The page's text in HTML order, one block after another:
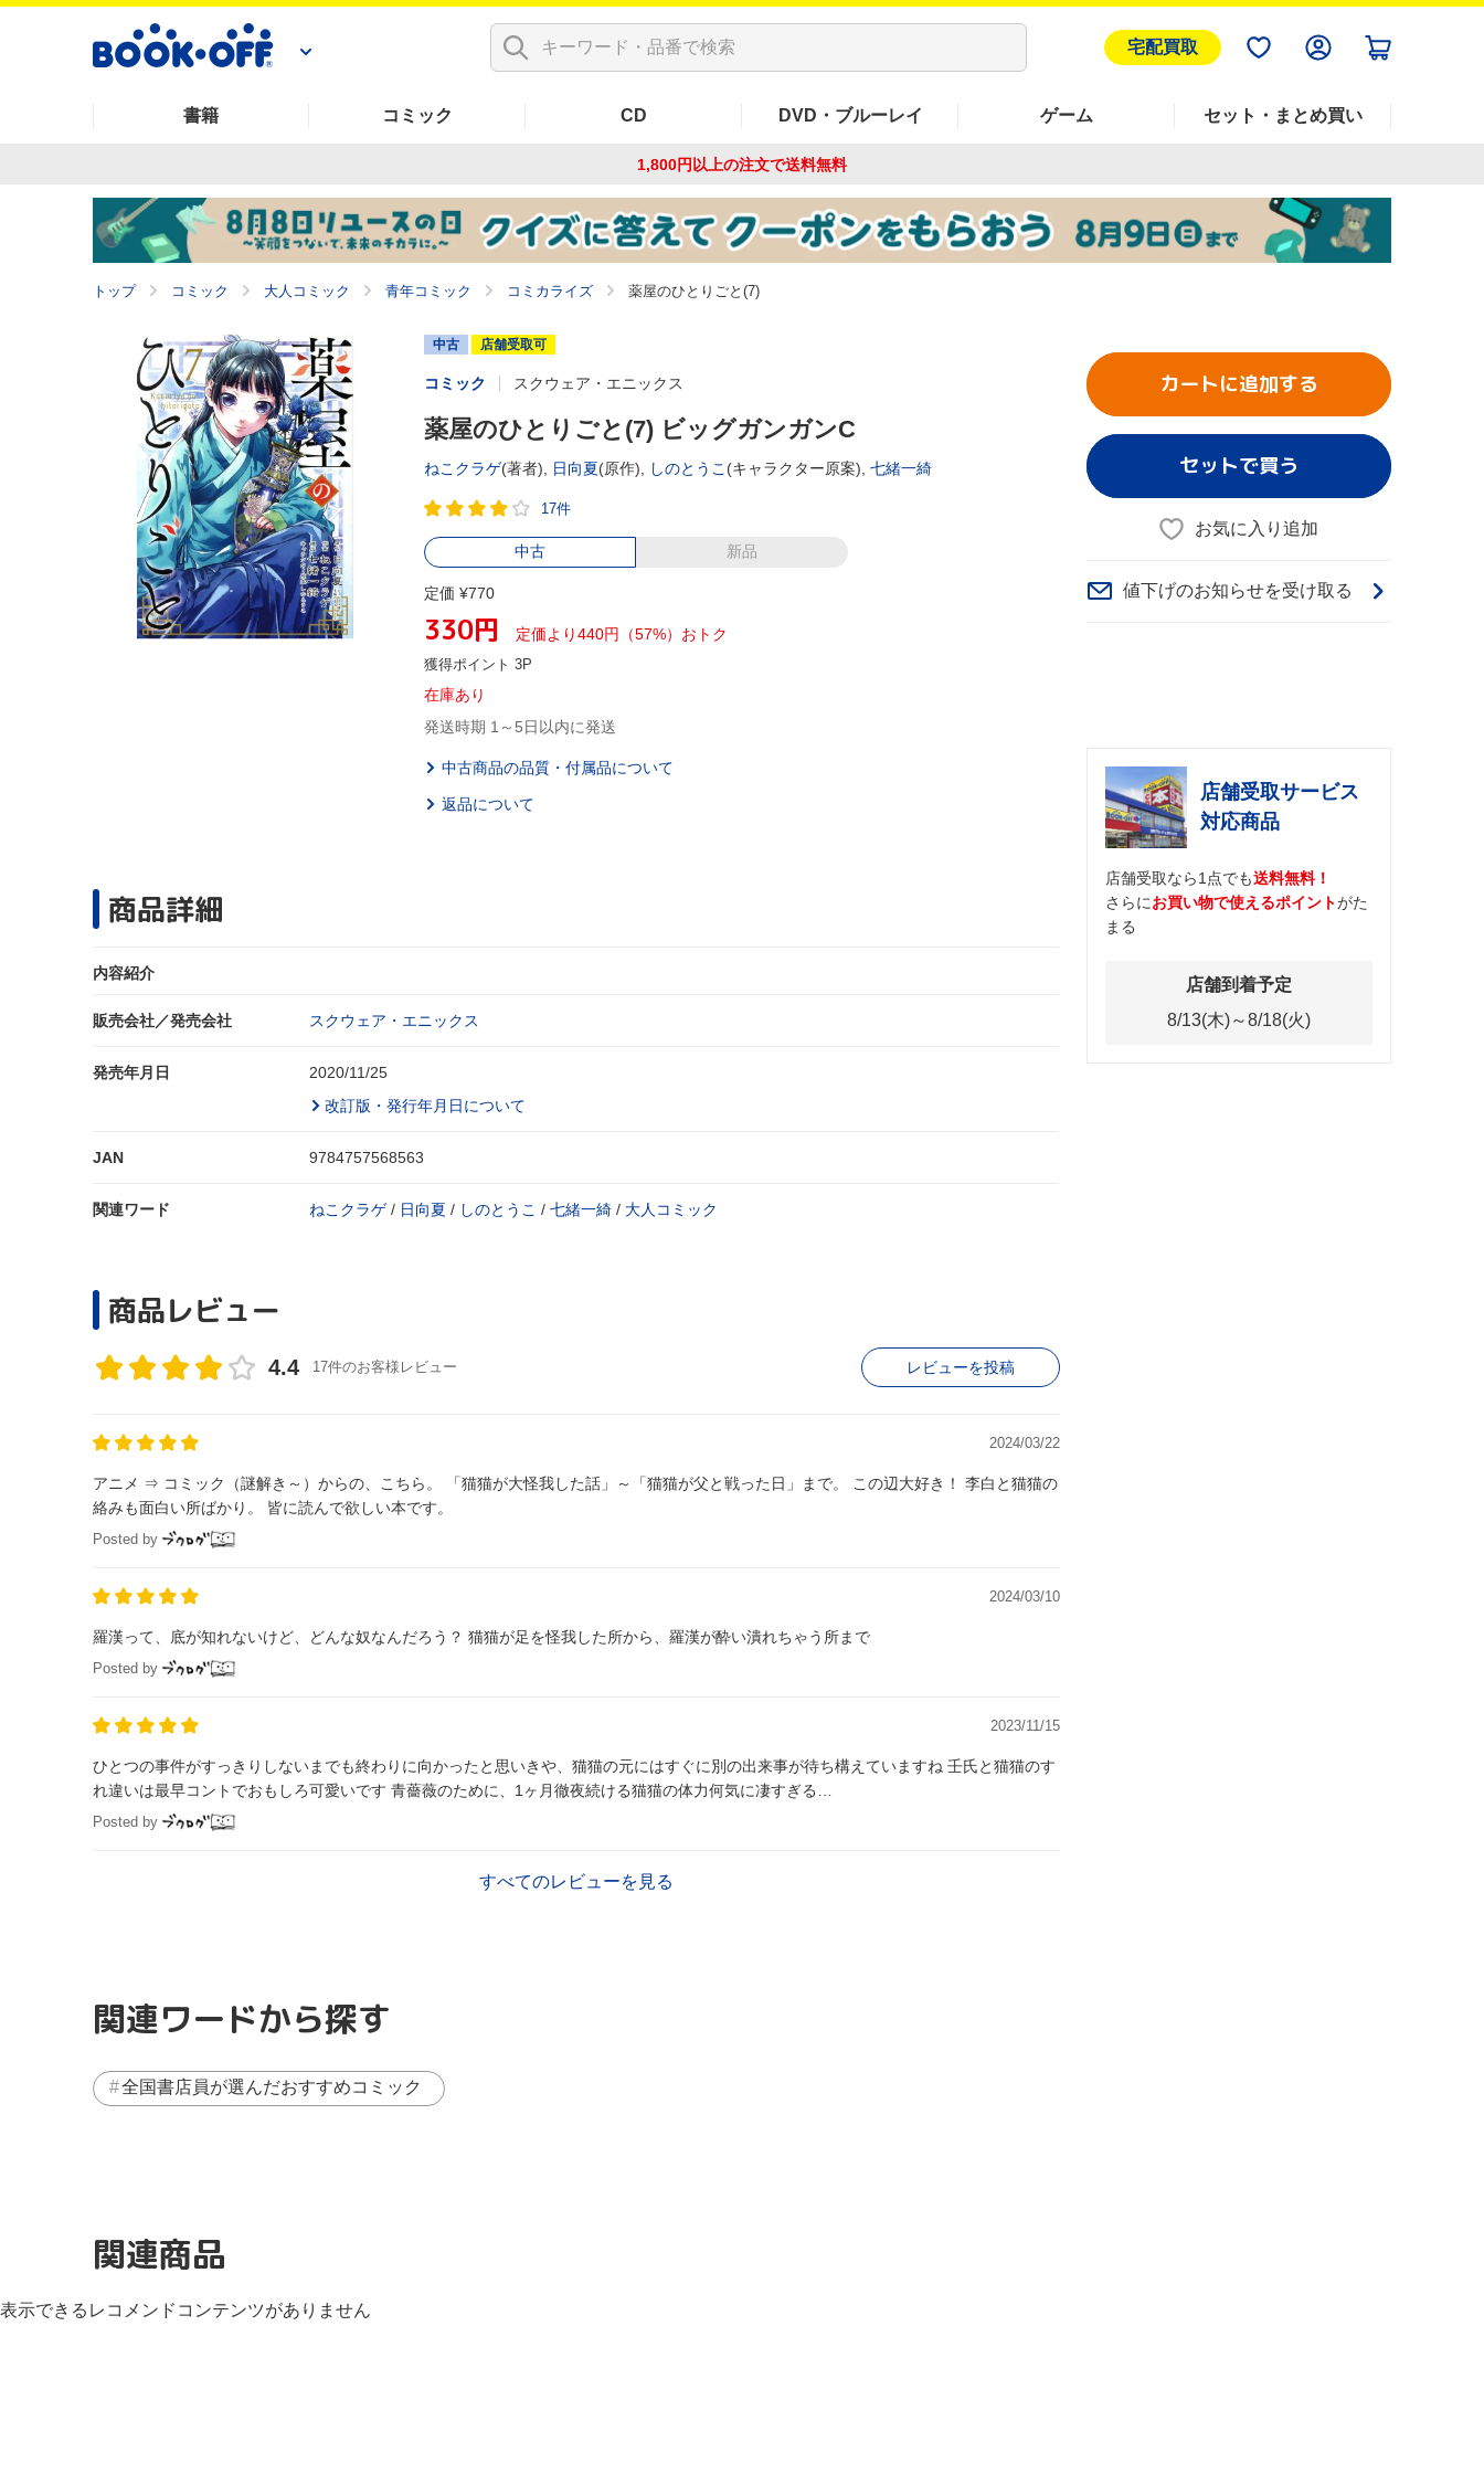
宅配買取
書籍 コミック CD DVD・ブルーレイ ゲーム セット・まとめ買い
1,800円以上の注文で送料無料
トップ コミック 大人コミック 青年コミック コミカライズ 薬屋のひとりごと(7)
中古 店舗受取可
コミック スクウェア・エニックス
薬屋のひとりごと(7) ビッグガンガンC
ねこクラゲ(著者), 日向夏(原作), しのとうこ (キャラクター原案), 七緒一綺
17件
中古 新品
定価 ¥770
330円 定価より440円（57%）おトク
獲得ポイント 3P
在庫あり
発送時期 1～5日以内に発送
中古商品の品質・付属品について
返品について
商品詳細
内容紹介
販売会社／発売会社 スクウェア・エニックス
発売年月日
2020/11/25
改訂版・発行年月日について
JAN 9784757568563
関連ワード ねこクラゲ/ 日向夏 / しのとうこ / 七緒一綺 / 大人コミック
カートに追加する
セットで買う
お気に入り追加
値下げのお知らせを受け取る
店舗受取サービス
対応商品
店舗受取なら1点でも送料無料！
さらにお買い物で使えるポイントがた
まる
店舗到着予定
8/13(木)～8/18(火)
商品レビュー
4.4 17件のお客様レビュー レビューを投稿
2024/03/22
アニメ ⇒ コミック（謎解き～）からの、こちら。 「猫猫が大怪我した話」～「猫猫が父と戦った日」まで。 この辺大好き！ 李白と猫猫の
絡みも面白い所ばかり。 皆に読んで欲しい本です。
Posted by
2024/03/10
羅漢って、底が知れないけど、どんな奴なんだろう？ 猫猫が足を怪我した所から、羅漢が酔い潰れちゃう所まで
Posted by
2023/11/15
ひとつの事件がすっきりしないまでも終わりに向かったと思いきや、猫猫の元にはすぐに別の出来事が待ち構えていますね 壬氏と猫猫のす
れ違いは最早コントでおもしろ可愛いです 青薔薇のために、1ヶ月徹夜続ける猫猫の体力何気に凄すぎる…
Posted by
すべてのレビューを見る
関連ワードから探す
全国書店員が選んだおすすめコミック
関連商品
表示できるレコメンドコンテンツがありません